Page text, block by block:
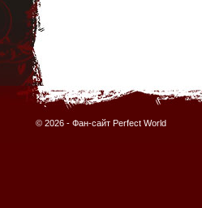
© 2026 - Фан-сайт Perfect World